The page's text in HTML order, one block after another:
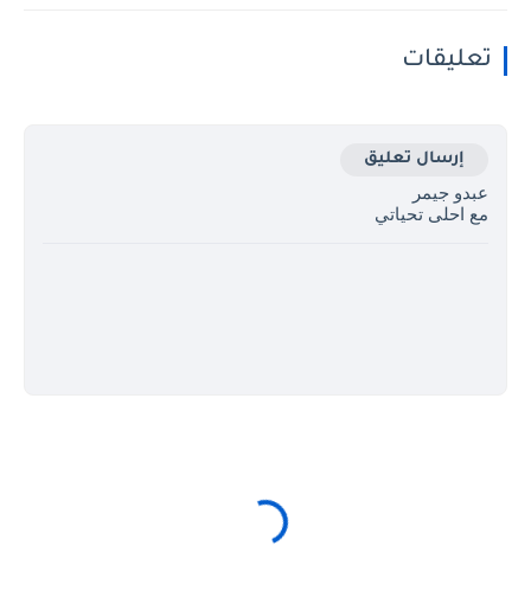
تعليقات
إرسال تعليق
عبدو جيمر
مع احلى تحياتي